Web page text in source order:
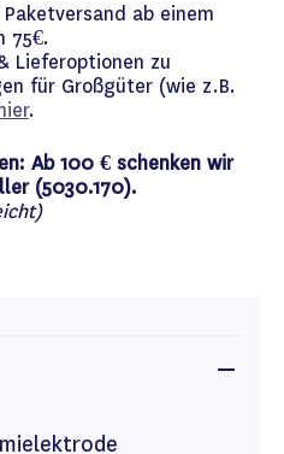
ab einem
75€.
Lieferoptionen zu
für Großgüter (wie z.B.
hier.
Ab 100 € schenken wir
(5030.170).